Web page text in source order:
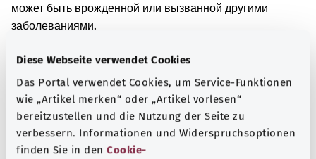
Diese Webseite verwendet Cookies
Das Portal verwendet Cookies, um Service-Funktionen
wie „Artikel merken“ oder „Artikel vorlesen“
bereitzustellen und die Nutzung der Seite zu
verbessern. Informationen und Widerspruchsoptionen
finden Sie in den Cookie-
может быть врожденной или вызванной другими
заболеваниями.
Дополнительные обозначения
Указание